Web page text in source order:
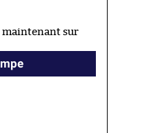
maintenant sur